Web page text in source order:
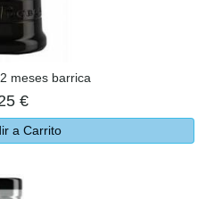
meses barrica
€
a Carrito